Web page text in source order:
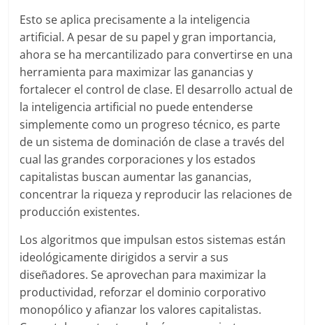
Esto se aplica precisamente a la inteligencia
artificial. A pesar de su papel y gran importancia,
ahora se ha mercantilizado para convertirse en una
herramienta para maximizar las ganancias y
fortalecer el control de clase. El desarrollo actual de
la inteligencia artificial no puede entenderse
simplemente como un progreso técnico, es parte
de un sistema de dominación de clase a través del
cual las grandes corporaciones y los estados
capitalistas buscan aumentar las ganancias,
concentrar la riqueza y reproducir las relaciones de
producción existentes.
Los algoritmos que impulsan estos sistemas están
ideológicamente dirigidos a servir a sus
diseñadores. Se aprovechan para maximizar la
productividad, reforzar el dominio corporativo
monopólico y afianzar los valores capitalistas.